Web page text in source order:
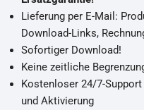
Lieferung per E-Mail:
Download-Links,
Sofortiger Download!
Keine zeitliche
Kostenloser 24/7-
und Aktivierung